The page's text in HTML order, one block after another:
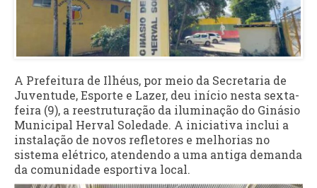
A Prefeitura de Ilhéus, por meio da Secretaria de
Juventude, Esporte e Lazer, deu início nesta sexta-
feira (9), a reestruturação da iluminação do Ginásio
Municipal Herval Soledade. A iniciativa inclui a
instalação de novos refletores e melhorias no
sistema elétrico, atendendo a uma antiga demanda
da comunidade esportiva local.